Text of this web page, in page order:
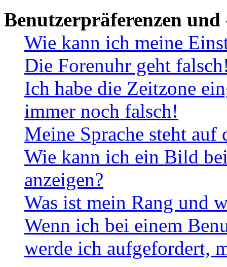
Benutzerpräferenzen und
Wie kann ich meine
Die Forenuhr geht
Ich habe die Zeitzone
immer noch falsch!
Meine Sprache steht
Wie kann ich ein Bild
anzeigen?
Was ist mein Rang und
Wenn ich bei einem
werde ich aufgefordert,